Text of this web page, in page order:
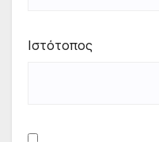
Ιστότοπος